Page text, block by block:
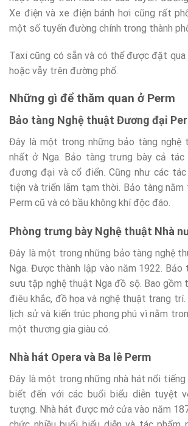
Xe điện và xe điện bánh hơi cũng rất
một số tuyến đường chính trong thành
Taxi cũng có sẵn và có thể được đặt
hoặc vẫy trên đường phố.
Những gì để thăm quan ở Perm
Bảo tàng Nghệ thuật Đương đại
Đây là một trong những bảo tàng nghệ
nhất ở Nga. Bảo tàng trưng bày cả tác
đương đại và cổ điển. Cũng như các
tiện và triển lãm tạm thời. Bảo tàng nằm
Perm cũ và có bầu không khí độc đáo.
Phòng trưng bày Nghệ thuật Nhà
Đây là một trong những bảo tàng nghệ
Nga. Được thành lập vào năm 1922.
sưu tập nghệ thuật Nga đồ sộ. Bao gồm
điêu khắc, đồ họa và nghệ thuật trang
lịch sử và kiến ​​trúc phong phú vì nằm
một thương gia giàu có.
Nhà hát Opera và Ba lê Perm
Đây là một trong những nhà hát nổi
biết đến với các buổi biểu diễn tuyệt
tượng. Nhà hát được mở cửa vào năm